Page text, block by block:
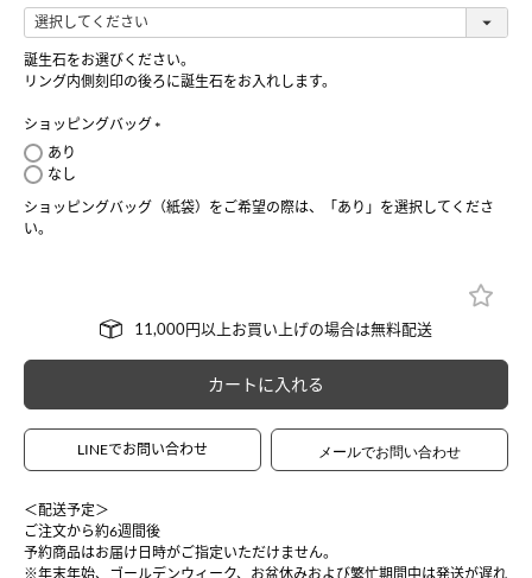
(
必
須
)
誕生石をお選びください。
リング内側刻印の後ろに誕生石をお入れします。
ショッピングバッグ
あり
なし
ショッピングバッグ（紙袋）をご希望の際は、「あり」を選択してくださ
い。
カートに入れる
LINEでお問い合わせ
＜配送予定＞
ご注文から約6週間後
予約商品はお届け日時がご指定いただけません。
※年末年始、ゴールデンウィーク、お盆休みおよび繁忙期間中は発送が遅れ